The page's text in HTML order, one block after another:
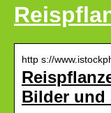
http s://
Bilder und